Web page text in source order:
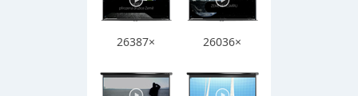
26387× 26036×